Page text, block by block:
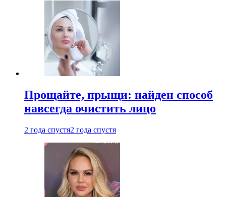
Прощайте, прыщи: найден способ
навсегда очистить лицо
2 года спустя2 года спустя